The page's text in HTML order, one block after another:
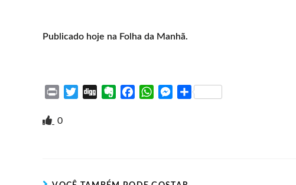
Publicado hoje na Folha da Manhã.
i
W
M
S
0